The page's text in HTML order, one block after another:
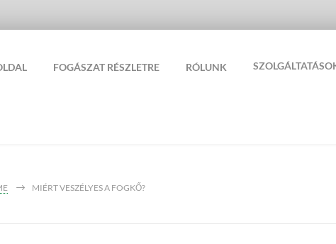
FOGÁSZAT RÉSZLETRE RÓLUNK
MIÉRT VESZÉLYES A FOGKŐ?